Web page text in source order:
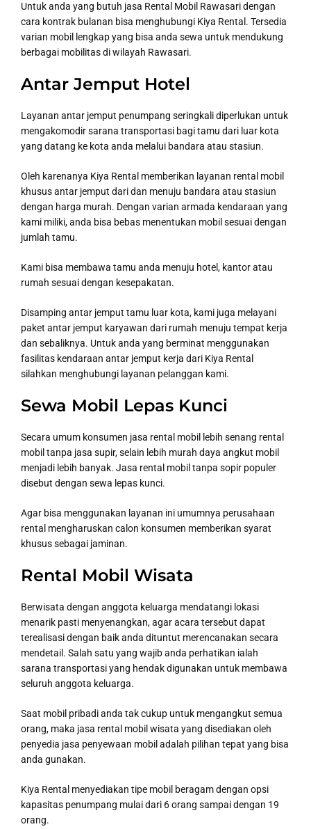
Untuk anda yang butuh jasa Rental Mobil Rawasari dengan
cara kontrak bulanan bisa menghubungi Kiya Rental. Tersedia
varian mobil lengkap yang bisa anda sewa untuk mendukung
berbagai mobilitas di wilayah Rawasari.
Antar Jemput Hotel
Layanan antar jemput penumpang seringkali diperlukan untuk
mengakomodir sarana transportasi bagi tamu dari luar kota
yang datang ke kota anda melalui bandara atau stasiun.
Oleh karenanya Kiya Rental memberikan layanan rental mobil
khusus antar jemput dari dan menuju bandara atau stasiun
dengan harga murah. Dengan varian armada kendaraan yang
kami miliki, anda bisa bebas menentukan mobil sesuai dengan
jumlah tamu.
Kami bisa membawa tamu anda menuju hotel, kantor atau
rumah sesuai dengan kesepakatan.
Disamping antar jemput tamu luar kota, kami juga melayani
paket antar jemput karyawan dari rumah menuju tempat kerja
dan sebaliknya. Untuk anda yang berminat menggunakan
fasilitas kendaraan antar jemput kerja dari Kiya Rental
silahkan menghubungi layanan pelanggan kami.
Sewa Mobil Lepas Kunci
Secara umum konsumen jasa rental mobil lebih senang rental
mobil tanpa jasa supir, selain lebih murah daya angkut mobil
menjadi lebih banyak. Jasa rental mobil tanpa sopir populer
disebut dengan sewa lepas kunci.
Agar bisa menggunakan layanan ini umumnya perusahaan
rental mengharuskan calon konsumen memberikan syarat
khusus sebagai jaminan.
Rental Mobil Wisata
Berwisata dengan anggota keluarga mendatangi lokasi
menarik pasti menyenangkan, agar acara tersebut dapat
terealisasi dengan baik anda dituntut merencanakan secara
mendetail. Salah satu yang wajib anda perhatikan ialah
sarana transportasi yang hendak digunakan untuk membawa
seluruh anggota keluarga.
Saat mobil pribadi anda tak cukup untuk mengangkut semua
orang, maka jasa rental mobil wisata yang disediakan oleh
penyedia jasa penyewaan mobil adalah pilihan tepat yang bisa
anda gunakan.
Kiya Rental menyediakan tipe mobil beragam dengan opsi
kapasitas penumpang mulai dari 6 orang sampai dengan 19
orang.